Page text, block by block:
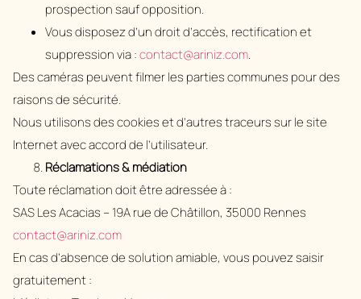
prospection sauf opposition.
Vous disposez d’un droit d’accès, rectification et
suppression via :contact@ariniz.com.
Des caméras peuvent filmer les parties communes pour des
raisons de sécurité.
Nous utilisons des cookies et d’autres traceurs sur le site
Internet avec accord de l’utilisateur.
Réclamations & médiation
Toute réclamation doit être adressée à :
SAS Les Acacias – 19A rue de Châtillon, 35000 Rennes
contact@ariniz.com
En cas d’absence de solution amiable, vous pouvez saisir
gratuitement :